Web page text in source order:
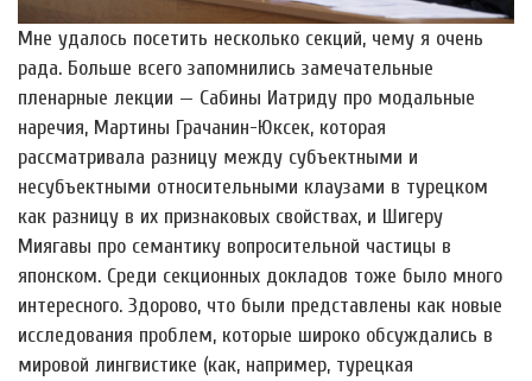
Мне удалось посетить несколько секций, чему я очень
рада. Больше всего запомнились замечательные
пленарные лекции — Сабины Иатриду про модальные
наречия, Мартины Грачанин-Юкcек, которая
рассматривала разницу между субъектными и
несубъектными относительными клаузами в турецком
как разницу в их признаковых свойствах, и Шигеру
Миягавы про семантику вопросительной частицы в
японском. Среди секционных докладов тоже было много
интересного. Здорово, что были представлены как новые
исследования проблем, которые широко обсуждались в
мировой лингвистике (как, например, турецкая